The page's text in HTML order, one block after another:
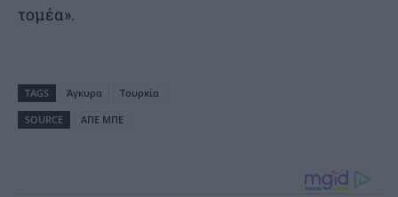
τομέα».
TAGS Άγκυρα
Τουρκία
SOURCE
ΑΠΕ ΜΠΕ